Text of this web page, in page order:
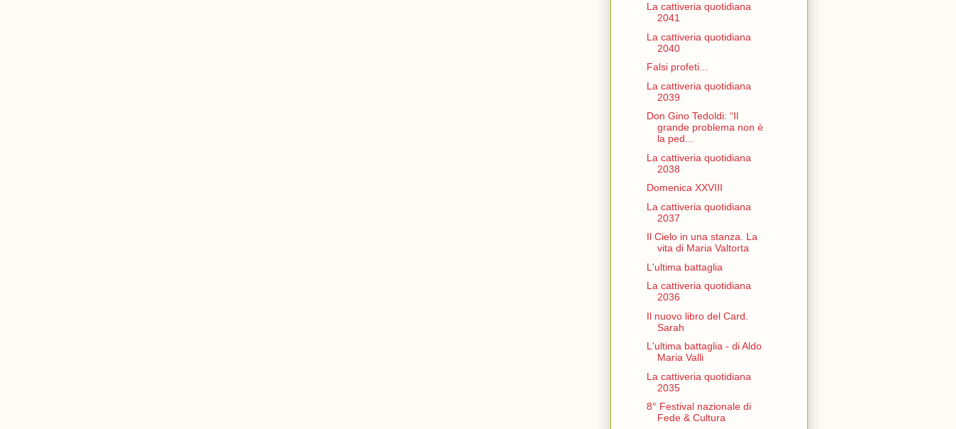
La cattiveria quotidiana
2041
La cattiveria quotidiana
2040
Falsi profeti...
La cattiveria quotidiana
2039
Don Gino Tedoldi: “Il
grande problema non è
la ped...
La cattiveria quotidiana
2038
Domenica XXVIII
La cattiveria quotidiana
2037
Il Cielo in una stanza. La
vita di Maria Valtorta
L'ultima battaglia
La cattiveria quotidiana
2036
Il nuovo libro del Card.
Sarah
L'ultima battaglia - di Aldo
Maria Valli
La cattiveria quotidiana
2035
8° Festival nazionale di
Fede & Cultura